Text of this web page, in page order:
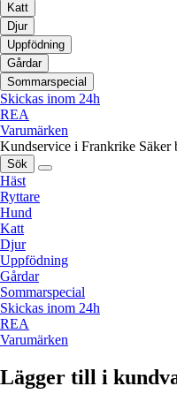
Katt
Djur
Uppfödning
Gårdar
Sommarspecial
Skickas inom 24h
REA
Varumärken
Kundservice i Frankrike Säker
Sök
Häst
Ryttare
Hund
Katt
Djur
Uppfödning
Gårdar
Sommarspecial
Skickas inom 24h
REA
Varumärken
Lägger till i